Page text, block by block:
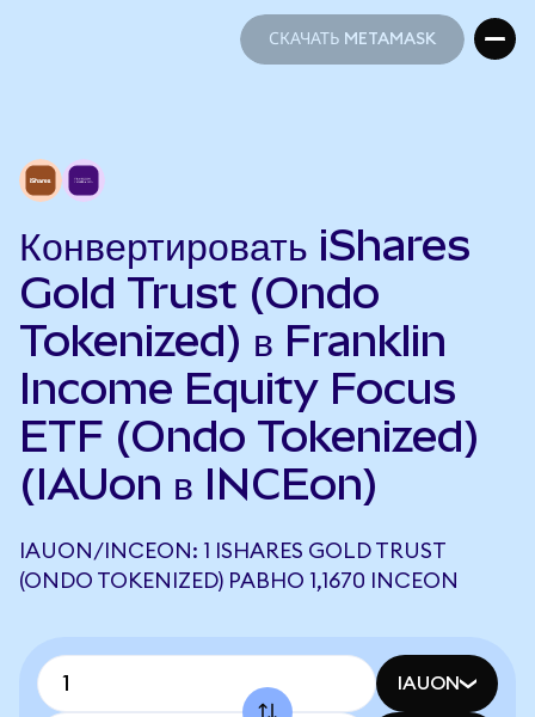
СКАЧАТЬ METAMASK
Конвертировать iShares
Gold Trust (Ondo
Tokenized) в Franklin
Income Equity Focus
ETF (Ondo Tokenized)
(IAUon в INCEon)
IAUON/INCEON: 1 ISHARES GOLD TRUST
(ONDO TOKENIZED) РАВНО 1,1670 INCEON
IAUON